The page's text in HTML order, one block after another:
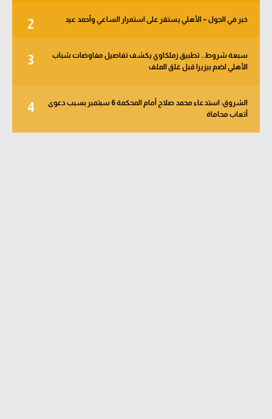
2 خبر في الجول – الأهلي يستقر على استمرار الساعي وأحمد عيد
3
سبعة شروط.. تطبيق زملكاوي يكشف تفاصيل مفاوضات شباب
الأهلي لضم بيزيرا قبل غلق الملف
4
الشروق: استدعاء محمد صلاح أمام المحكمة 6 سبتمبر بسبب دعوى
أتعاب محاماة